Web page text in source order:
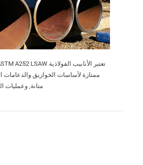
ممتازة لأساسات الخوازيق والدعامات
متانة, وعمليات